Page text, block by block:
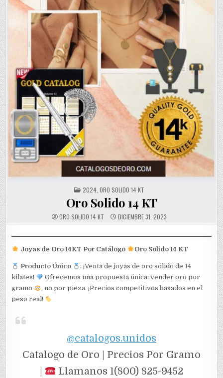
POSTED
IN
2024, ORO SOLIDO 14 KT
Oro Solido 14 KT
ORO SOLIDO 14 KT DICIEMBRE 31, 2023
Joyas de Oro 14KT Por Catálogo Oro Solido 14 KT
Producto Único
: ¡Venta de joyas de oro sólido de 14
kilates!
Ofrecemos una propuesta única: vender oro por
gramo
, no por pieza. ¡Precios competitivos basados en el
peso real!
@catalogos.unidos
Catalogo de Oro | Precios Por Gramo
Llamanos 1(800) 825-9452